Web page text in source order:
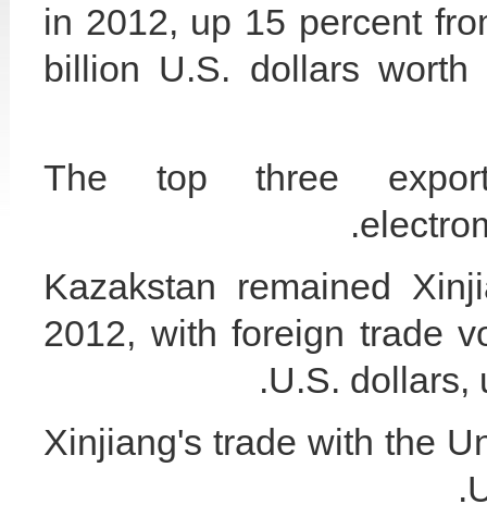
in 2012, up 15 percent
billion U.S. dollars
The top three
Kazakstan remained
2012, with foreign trade
U.S. dollars,
Xinjiang's trade with the